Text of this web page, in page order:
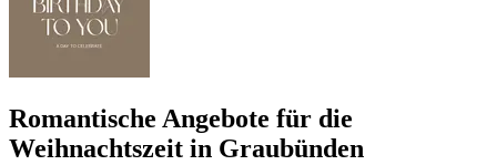
Romantische Angebote für die
Weihnachtszeit in Graubünden